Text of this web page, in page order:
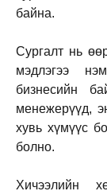
байна.
Сургалт нь
мэдлэгээ
бизнесийн
менежерүүд,
хувь хүмүүс
болно.
Хичээлийн